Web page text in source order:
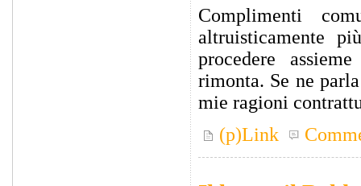
Complimenti
altruisticamente
procedere
rimonta. Se ne
mie ragioni
(p)Link